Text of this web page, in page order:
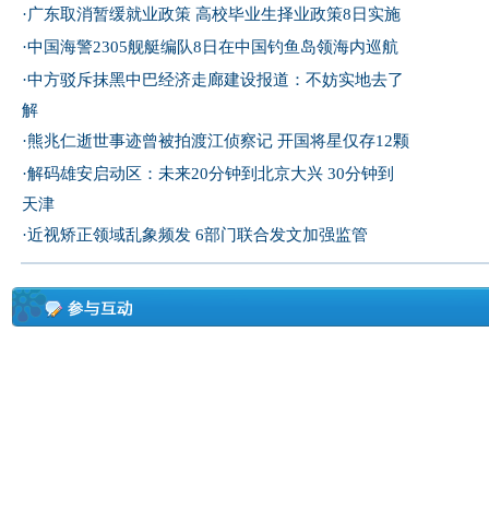
·广东取消暂缓就业政策 高校毕业生择业政策8日实施
·中国海警2305舰艇编队8日在中国钓鱼岛领海内巡航
·中方驳斥抹黑中巴经济走廊建设报道：不妨实地去了
解
·熊兆仁逝世事迹曾被拍渡江侦察记 开国将星仅存12颗
·解码雄安启动区：未来20分钟到北京大兴 30分钟到
天津
·近视矫正领域乱象频发 6部门联合发文加强监管